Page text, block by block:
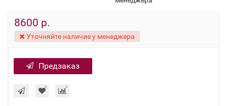
8600 р.
Уточняйте наличие у менеджера
Предзаказ